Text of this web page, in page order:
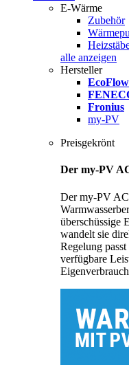
E-Wärme
Zubehör
alle anzeigen
Hersteller
EcoFlow
Fronius
my-PV
Preisgekrönt
Der my-PV
Der my-PV
überschüssige
wandelt sie
Regelung
verfügbare